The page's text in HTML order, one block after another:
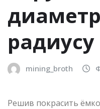
радиусу
mining_broth
Решив покрасить